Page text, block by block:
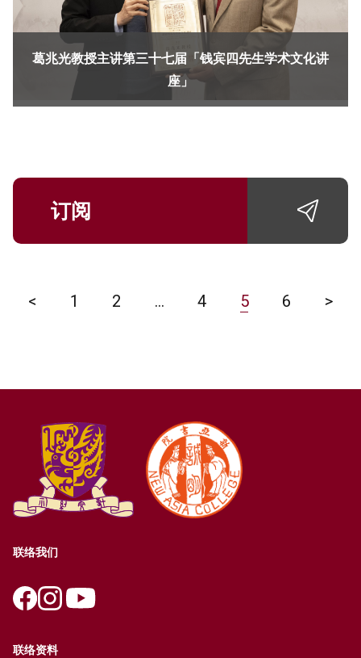
葛兆光教授主讲第三十七届「钱宾四先生学术文化讲
座」
订阅
< 1 2 … 4 5 6 >
联络我们
联络资料